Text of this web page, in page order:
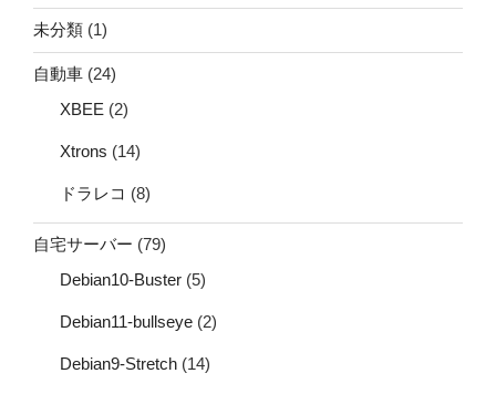
未分類 (1)
自動車 (24)
XBEE (2)
Xtrons (14)
ドラレコ (8)
自宅サーバー (79)
Debian10-Buster (5)
Debian11-bullseye (2)
Debian9-Stretch (14)